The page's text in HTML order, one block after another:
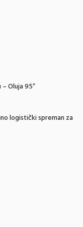
Oluja 95″
logistički spreman za